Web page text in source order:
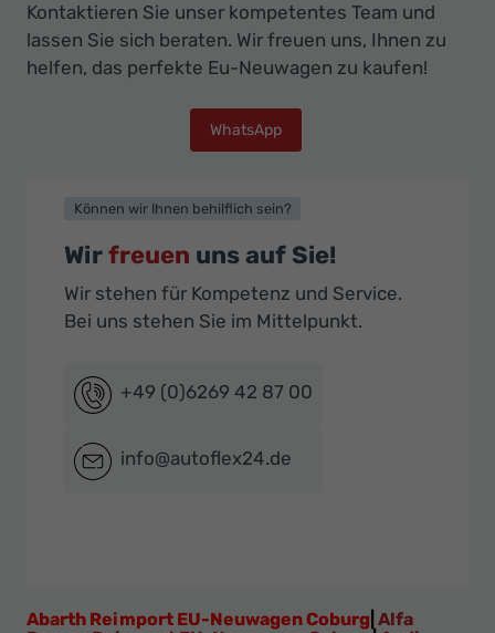
Kontaktieren Sie unser kompetentes Team und
lassen Sie sich beraten. Wir freuen uns, Ihnen zu
helfen, das perfekte Eu-Neuwagen zu kaufen!
WhatsApp
Können wir Ihnen behilflich sein?
Wirfreuen uns auf Sie!
Wir stehen für Kompetenz und Service.
Bei uns stehen Sie im Mittelpunkt.
+49 (0)6269 42 87 00
info@autoflex24.de
Abarth Reimport EU-Neuwagen Coburg Alfa